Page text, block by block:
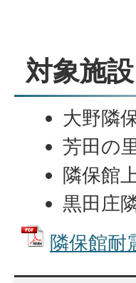
対象施設
大野隣
芳田の
隣保館
黒田庄
隣保館耐